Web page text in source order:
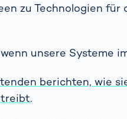
zu Technologien für
unsere Systeme
berichten, wie
.